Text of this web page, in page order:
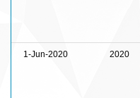
1-Jun-2020 2020